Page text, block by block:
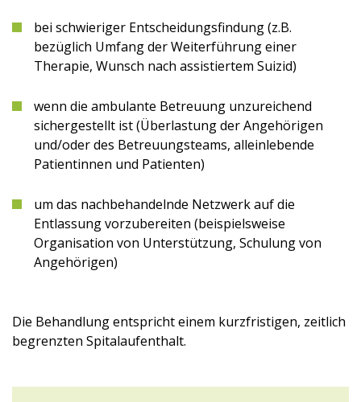
bei schwieriger Entscheidungsfindung (z.B.
bezüglich Umfang der Weiterführung einer
Therapie, Wunsch nach assistiertem Suizid)
wenn die ambulante Betreuung unzureichend
sichergestellt ist (Überlastung der Angehörigen
und/oder des Betreuungsteams, alleinlebende
Patientinnen und Patienten)
um das nachbehandelnde Netzwerk auf die
Entlassung vorzubereiten (beispielsweise
Organisation von Unterstützung, Schulung von
Angehörigen)
Die Behandlung entspricht einem kurzfristigen, zeitlich
begrenzten Spitalaufenthalt.